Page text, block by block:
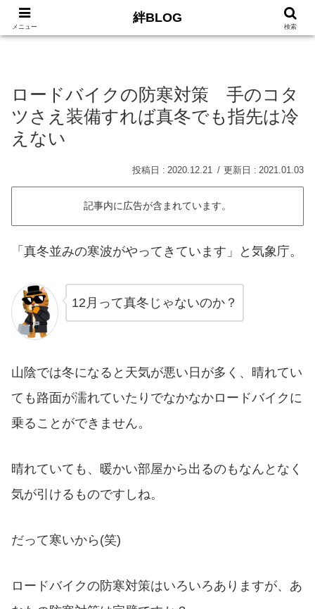
HOME サイトマ
ロードバイクの防寒対策 手のコタ
ツさえ装備すれば真冬でも指先は冷
えない
2020.12.21 2021.01.03
記事内に広告が含まれています。
「真冬並みの寒波がやってきています」と気象庁。
12月って真冬じゃないのか？
山陰では冬になると天気が悪い日が多く、晴れてい
ても路面が濡れていたりでなかなかロードバイクに
乗ることができません。
晴れていても、暖かい部屋から出るのもなんとなく
気が引けるものですしね。
だって寒いから(笑)
ロードバイクの防寒対策はいろいろありますが、あ
メニュー
絆BLOG
検索